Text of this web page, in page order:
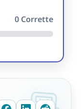
0 Corrette